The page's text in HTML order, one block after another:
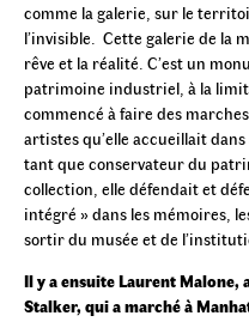
comme la galerie, sur le
l’invisible. Cette galerie de la
rêve et la réalité. C’est un
patrimoine industriel, à la
commencé à faire des
artistes qu’elle accueillait
tant que conservateur du
collection, elle défendait et
intégré » dans les mémoires,
sortir du musée et de
Il y a ensuite Laurent
Stalker, qui a marché à